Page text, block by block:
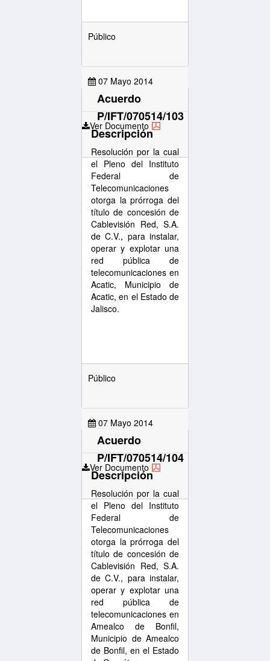
Público
07 Mayo 2014
Ver Documento
Acuerdo
P/IFT/070514/103
Descripción
Resolución por la cual
el Pleno del Instituto
Federal de
Telecomunicaciones
otorga la prórroga del
título de concesión de
Cablevisión Red, S.A.
de C.V., para instalar,
operar y explotar una
red pública de
telecomunicaciones en
Acatic, Municipio de
Acatic, en el Estado de
Jalisco.
Público
07 Mayo 2014
Ver Documento
Acuerdo
P/IFT/070514/104
Descripción
Resolución por la cual
el Pleno del Instituto
Federal de
Telecomunicaciones
otorga la prórroga del
título de concesión de
Cablevisión Red, S.A.
de C.V., para instalar,
operar y explotar una
red pública de
telecomunicaciones en
Amealco de Bonfil,
Municipio de Amealco
de Bonfil, en el Estado